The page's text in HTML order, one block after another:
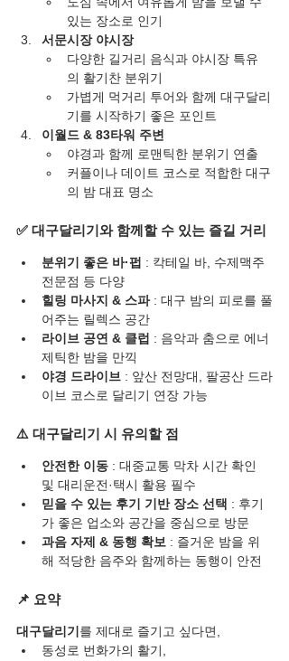
있는 장소로 인기
서문시장 야시장
다양한 길거리 음식과 야시장 특유
의 활기찬 분위기
가볍게 먹거리 투어와 함께 대구달리
기를 시작하기 좋은 포인트
이월드 & 83타워 주변
야경과 함께 로맨틱한 분위기 연출
커플이나 데이트 코스로 적합한 대구
의 밤 대표 명소
✅ 대구달리기와 함께할 수 있는 즐길 거리
분위기 좋은 바·펍 : 칵테일 바, 수제맥주
전문점 등 다양
힐링 마사지 & 스파 : 대구 밤의 피로를 풀
어주는 릴렉스 공간
라이브 공연 & 클럽 : 음악과 춤으로 에너
제틱한 밤을 만끽
야경 드라이브 : 앞산 전망대, 팔공산 드라
이브 코스로 달리기 연장 가능
⚠️ 대구달리기 시 유의할 점
안전한 이동 : 대중교통 막차 시간 확인
및 대리운전·택시 활용 필수
믿을 수 있는 후기 기반 장소 선택 : 후기
가 좋은 업소와 공간을 중심으로 방문
과음 자제 & 동행 확보 : 즐거운 밤을 위
해 적당한 음주와 함께하는 동행이 안전
📌 요약
대구달리기 를 제대로 즐기고 싶다면,
동성로 번화가의 활기,